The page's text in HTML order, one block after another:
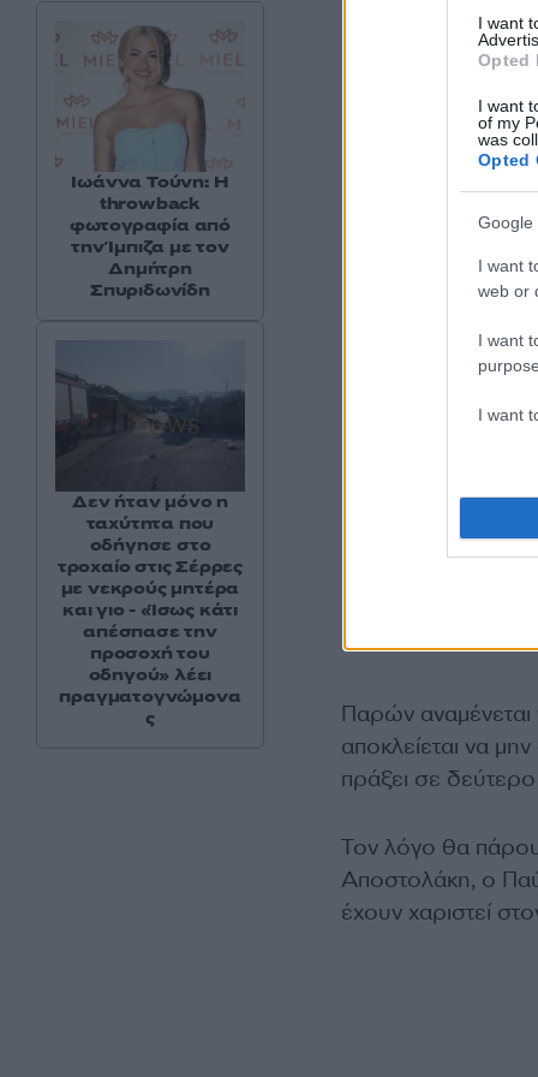
I want
Opted
I want
of my
was
Opted
Google
I want
web or
I want
I want
Παρών
αποκλείεται να
πράξει σε
Τον λόγο θα
Αποστολάκη, ο
έχουν χαριστεί
Ιωάννα Τούνη: Η
throwback
φωτογραφία από
την Ίμπιζα με τον
Δημήτρη
Σπυριδωνίδη
Δεν ήταν μόνο η
ταχύτητα που
οδήγησε στο
τροχαίο στις Σέρρες
με νεκρούς μητέρα
και γιο - «Ίσως κάτι
απέσπασε την
προσοχή του
οδηγού» λέει
πραγματογνώμονα
ς